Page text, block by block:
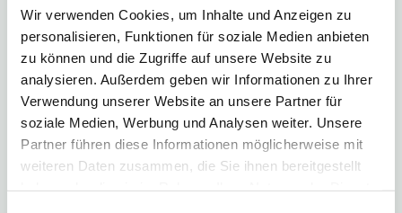
Wir verwenden Cookies, um Inhalte und Anzeigen zu
personalisieren, Funktionen für soziale Medien anbieten
zu können und die Zugriffe auf unsere Website zu
analysieren. Außerdem geben wir Informationen zu Ihrer
Verwendung unserer Website an unsere Partner für
soziale Medien, Werbung und Analysen weiter. Unsere
Partner führen diese Informationen möglicherweise mit
weiteren Daten zusammen, die Sie ihnen bereitgestellt
Privathaftpflichtversicherung
Berufsunfähigkeitsversicherung
Erwerbsunfähigkeitsversicherung
Risikolebensersicherung
Kinderinvaliditätsversicherung
Unfallversicherung
SeniorenunfallVersicherung
Rechtsschutzversicherung
(Verkehrsrechtsschutz, siehe oben)
Tierhalterhaftpflichtversicherung
Sterbegeldversicherung